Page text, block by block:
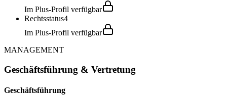
Im Plus-Profil verfügbar
Rechtsstatus4
Im Plus-Profil verfügbar
MANAGEMENT
Geschäftsführung & Vertretung
Geschäftsführung